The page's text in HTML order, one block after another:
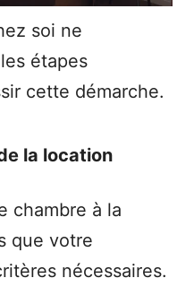
soi ne
étapes
cette démarche.
la location
chambre à la
que votre
nécessaires.